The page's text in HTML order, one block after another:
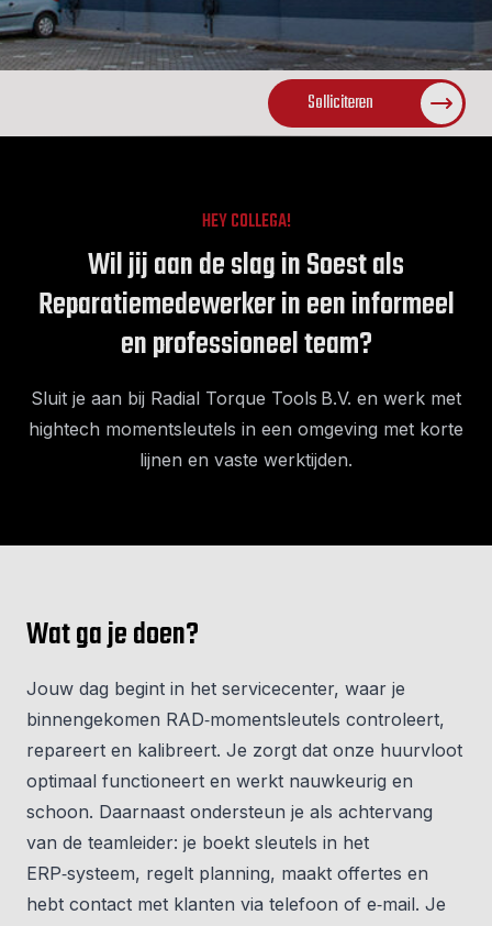
Solliciteren
HEY COLLEGA!
Wil jij aan de slag in Soest als
Reparatiemedewerker in een informeel
en professioneel team?
Sluit je aan bij Radial Torque Tools B.V. en werk met
hightech momentsleutels in een omgeving met korte
lijnen en vaste werktijden.
Wat ga je doen?
Jouw dag begint in het servicecenter, waar je
binnengekomen RAD‑momentsleutels controleert,
repareert en kalibreert. Je zorgt dat onze huurvloot
optimaal functioneert en werkt nauwkeurig en
schoon. Daarnaast ondersteun je als achtervang
van de teamleider: je boekt sleutels in het
ERP‑systeem, regelt planning, maakt offertes en
hebt contact met klanten via telefoon of e‑mail. Je